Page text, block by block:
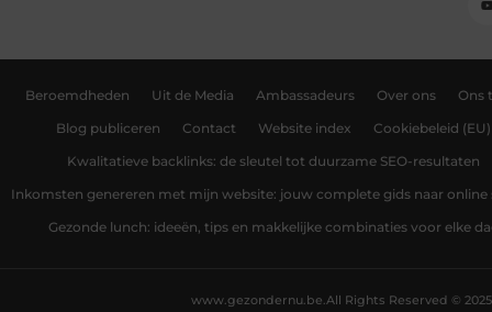
Beroemdheden Uit de Media Ambassadeurs Over ons Ons
Blog publiceren Contact Website index Cookiebeleid (EU)
Kwalitatieve backlinks: de sleutel tot duurzame SEO-resultaten
Inkomsten genereren met mijn website: jouw complete gids naar online
Gezonde lunch: ideeën, tips en makkelijke combinaties voor elke
All Rights Reserved © 2025
www.gezondernu.be.